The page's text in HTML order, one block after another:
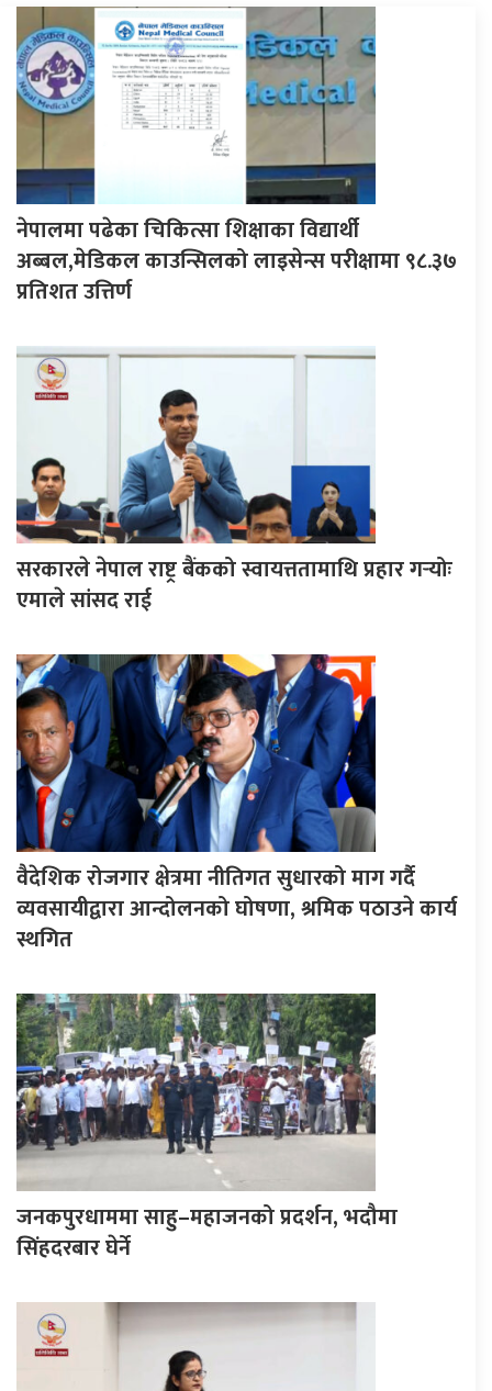
नेपालमा पढेका चिकित्सा शिक्षाका विद्यार्थी
अब्बल,मेडिकल काउन्सिलको लाइसेन्स परीक्षामा ९८.३७
प्रतिशत उत्तिर्ण
सरकारले नेपाल राष्ट्र बैंकको स्वायत्ततामाथि प्रहार गर्‍योः
एमाले सांसद राई
वैदेशिक रोजगार क्षेत्रमा नीतिगत सुधारको माग गर्दै
व्यवसायीद्वारा आन्दोलनको घोषणा, श्रमिक पठाउने कार्य
स्थगित
जनकपुरधाममा साहु–महाजनको प्रदर्शन, भदौमा
सिंहदरबार घेर्ने